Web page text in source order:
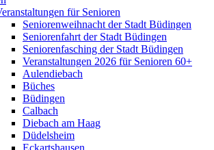
für Senioren
Seniorenweihnacht der Stadt Büdingen
Seniorenfahrt der Stadt Büdingen
Seniorenfasching der Stadt Büdingen
Veranstaltungen 2026 für Senioren 60+
Aulendiebach
Büches
Büdingen
Calbach
Diebach am Haag
Düdelsheim
Eckartshausen